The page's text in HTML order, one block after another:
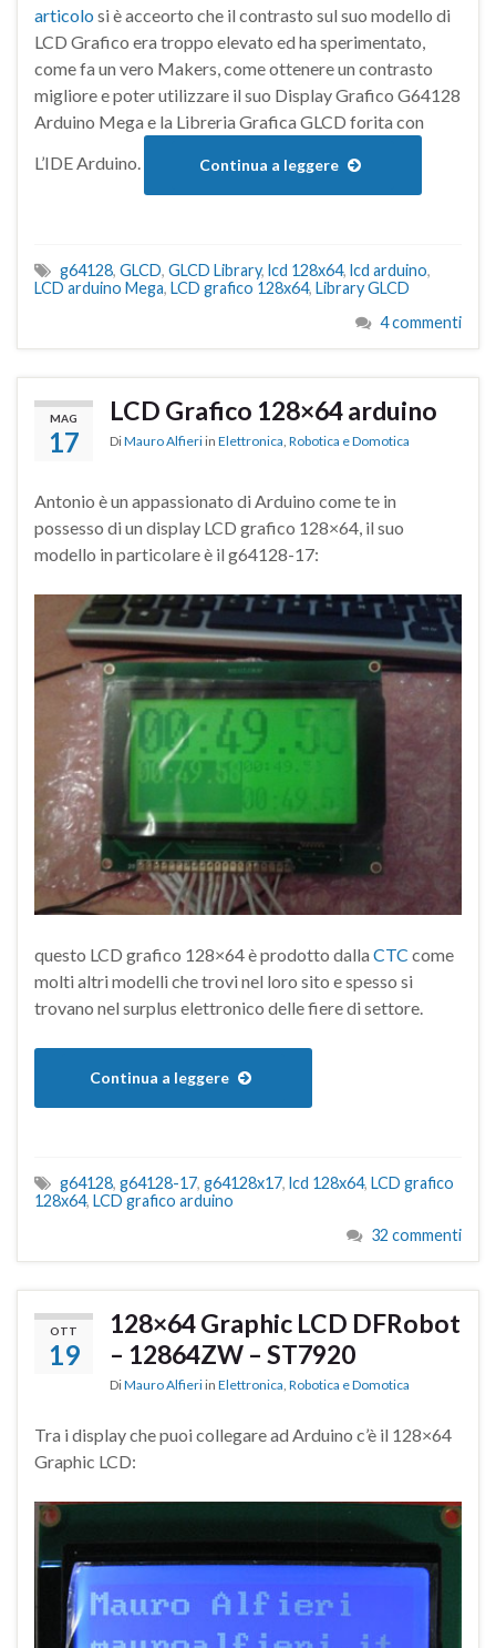
articolo si è acceorto che il contrasto sul suo modello di
LCD Grafico era troppo elevato ed ha sperimentato,
come fa un vero Makers, come ottenere un contrasto
migliore e poter utilizzare il suo Display Grafico G64128
Arduino Mega e la Libreria Grafica GLCD forita con
L’IDE Arduino.
Continua a leggere
g64128, GLCD, GLCD Library, lcd 128x64, lcd arduino,
LCD arduino Mega, LCD grafico 128x64, Library GLCD
4 commenti
MAG
17
LCD Grafico 128×64 arduino
DiMauro Alfieri in Elettronica Robotica e Domotica
Antonio è un appassionato di Arduino come te in
possesso di un display LCD grafico 128×64, il suo
modello in particolare è il g64128-17:
questo LCD grafico 128×64 è prodotto dalla CTC come
molti altri modelli che trovi nel loro sito e spesso si
trovano nel surplus elettronico delle fiere di settore.
Continua a leggere
g64128, g64128-17, g64128x17, lcd 128x64, LCD grafico
128x64, LCD grafico arduino
32 commenti
OTT
19
128×64 Graphic LCD DFRobot
– 12864ZW – ST7920
DiMauro Alfieri in Elettronica, Robotica e Domotica
Tra i display che puoi collegare ad Arduino c’è il 128×64
Graphic LCD: